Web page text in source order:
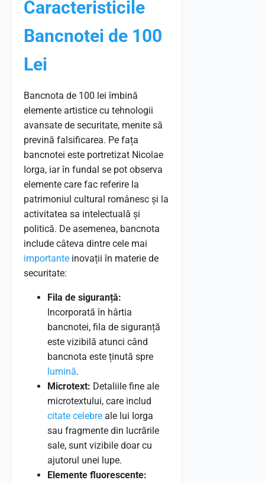
Caracteristicile
Bancnotei de 100
Lei
Bancnota de 100 lei îmbină
elemente artistice cu tehnologii
avansate de securitate, menite să
prevină falsificarea. Pe fața
bancnotei este portretizat Nicolae
Iorga, iar în fundal se pot observa
elemente care fac referire la
patrimoniul cultural românesc și la
activitatea sa intelectuală și
politică. De asemenea, bancnota
include câteva dintre cele mai
importante inovații în materie de
securitate:
Fila de siguranță:
Incorporată în hârtia
bancnotei, fila de siguranță
este vizibilă atunci când
bancnota este ținută spre
lumină.
Microtext: Detaliile fine ale
microtextului, care includ
citate celebre ale lui Iorga
sau fragmente din lucrările
sale, sunt vizibile doar cu
ajutorul unei lupe.
Elemente fluorescente: